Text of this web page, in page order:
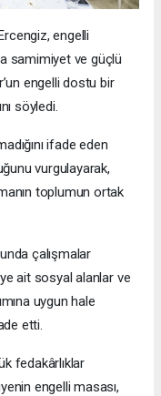
engelli
samimiyet ve güçlü
engelli dostu bir
söyledi.
ifade eden
vurgulayarak,
toplumun ortak
çalışmalar
ait sosyal alanlar ve
uygun hale
etti.
fedakârlıklar
engelli masası,